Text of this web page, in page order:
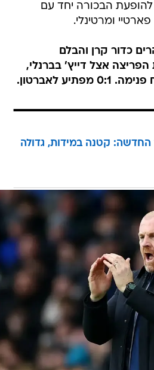
עלה להופעת הבכורה יחד עם
ומרטינלי.
הרים כדור קרן והבלם
אצל דייץ' בברנלי,
לאברטון.
החדשה: קטנה במידות, גדולה